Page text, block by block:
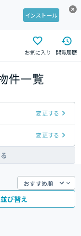
インストール
お気に入り 閲覧履歴
件一覧
変更する
変更する
び替え